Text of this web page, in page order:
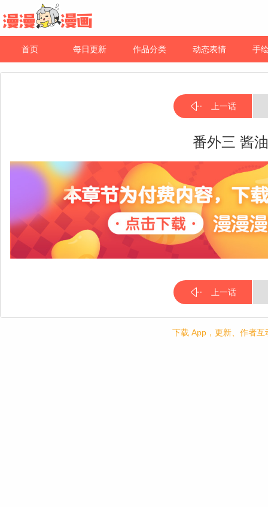
首页 每日更新 作品分类 动态表情 手
上一话
番外三 酱
上一话
下载 App，更新、作者